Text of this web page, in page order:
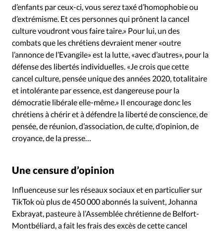
d’enfants par ceux-ci, vous serez taxé d’homophobie ou
d’extrémisme. Et ces personnes qui prônent la cancel
culture voudront vous faire taire.» Pour lui, un des
combats que les chrétiens devraient mener «outre
l’annonce de l’Evangile» est la lutte, «avec d’autres», pour la
défense des libertés individuelles. «Je crois que cette
cancel culture, pensée unique des années 2020, totalitaire
et intolérante par essence, est dangereuse pour la
démocratie libérale elle-même.» Il encourage donc les
chrétiens à chérir et à défendre la liberté de conscience, de
pensée, de réunion, d’association, de culte, d’opinion, de
croyance, de la presse…
Une censure d’opinion
Influenceuse sur les réseaux sociaux et en particulier sur
TikTok où plus de 450 000 abonnés la suivent, Johanna
Exbrayat, pasteure à l’Assemblée chrétienne de Belfort-
Montbéliard, a fait les frais des excès de cette cancel